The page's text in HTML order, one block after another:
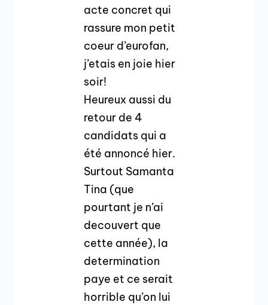
acte concret qui
rassure mon petit
coeur d’eurofan,
j’etais en joie hier
soir!
Heureux aussi du
retour de 4
candidats qui a
été annoncé hier.
Surtout Samanta
Tina (que
pourtant je n’ai
decouvert que
cette année), la
determination
paye et ce serait
horrible qu’on lui